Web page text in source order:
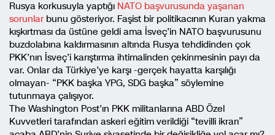
Rusya korkusuyla yaptığı NATO başvurusunda yaşanan
sorunlarbunu gösteriyor. Faşist bir politikacının Kuran yakma
kışkırtması da üstüne geldi ama İsveç’in NATO başvurusunu
buzdolabına kaldırmasının altında Rusya tehdidinden çok
PKK’nın İsveç’i karıştırma ihtimalinden çekinmesinin payı da
var. Onlar da Türkiye’ye karşı -gerçek hayatta karşılığı
olmayan- “PKK başka YPG, SDG başka” söylemine
tutunmaya çalışıyor.
The Washington Post’ın PKK militanlarına ABD Özel
Kuvvetleri tarafından askeri eğitim verildiği “tevilli ikrarı”